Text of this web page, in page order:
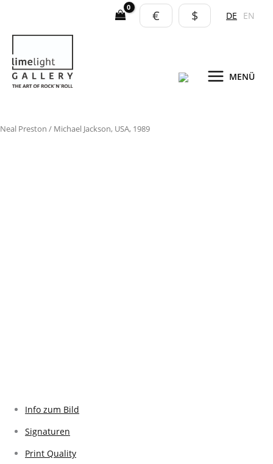
springen
€ $ DE EN
MENÜ
Neal Preston / Michael Jackson, USA, 1989
Info zum Bild
Signaturen
Print Quality
Michael